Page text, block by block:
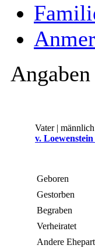
Vater | männlich
v.
Geboren
Gestorben
Begraben
Verheiratet
Andere